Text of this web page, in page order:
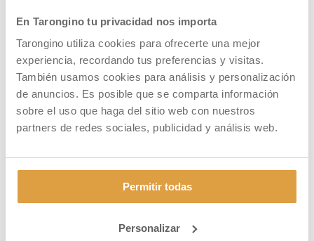
En Tarongino tu privacidad nos importa
Tarongino utiliza cookies para ofrecerte una mejor
experiencia, recordando tus preferencias y visitas.
También usamos cookies para análisis y personalización
de anuncios. Es posible que se comparta información
sobre el uso que haga del sitio web con nuestros
partners de redes sociales, publicidad y análisis web.
Permitir todas
Personalizar